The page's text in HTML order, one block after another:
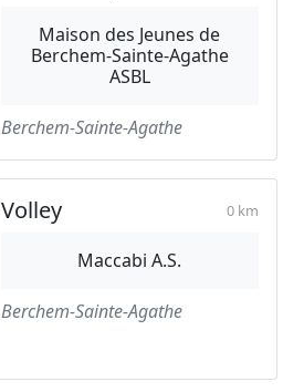
Maison des Jeunes de
Berchem-Sainte-Agathe
ASBL
Berchem-Sainte-Agathe
Volley 0 km
Maccabi A.S.
Berchem-Sainte-Agathe